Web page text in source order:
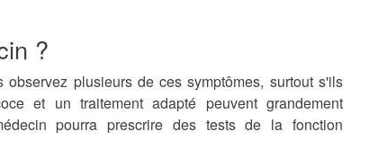
?
plusieurs de ces symptômes, surtout s'ils
et un traitement adapté peuvent grandement
pourra prescrire des tests de la fonction